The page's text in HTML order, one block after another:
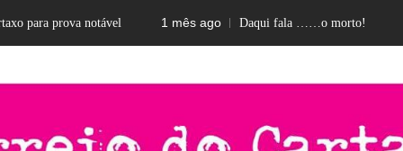
prova notável 1 mês ago Daqui fala ……o morto! 2